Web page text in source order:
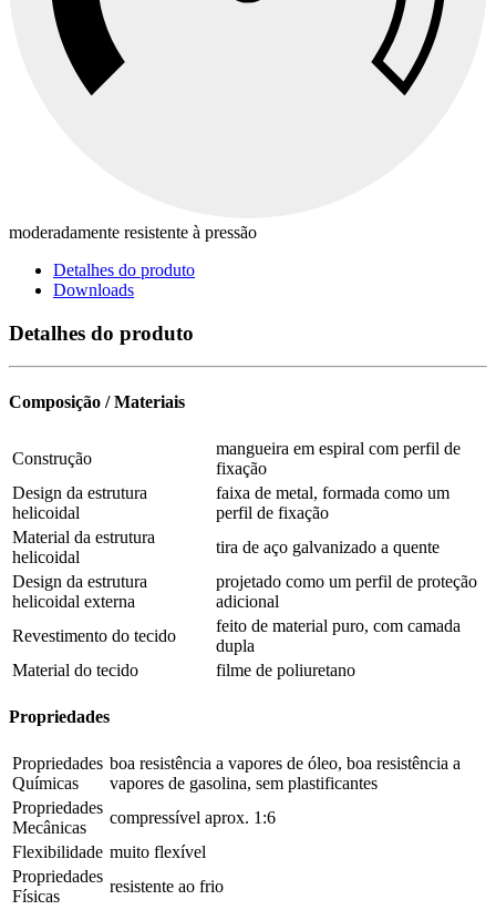
moderadamente resistente à pressão
Detalhes do produto
Downloads
Detalhes do produto
Composição / Materiais
Construção
mangueira em espiral com perfil de
fixação
Design da estrutura
helicoidal
faixa de metal, formada como um
perfil de fixação
Material da estrutura
helicoidal
tira de aço galvanizado a quente
Design da estrutura
helicoidal externa
projetado como um perfil de proteção
adicional
Revestimento do tecido
feito de material puro, com camada
dupla
Material do tecido
filme de poliuretano
Propriedades
Propriedades
Químicas
boa resistência a vapores de óleo, boa resistência a
vapores de gasolina, sem plastificantes
Propriedades
Mecânicas
compressível aprox. 1:6
Flexibilidade muito flexível
Propriedades
Físicas
resistente ao frio